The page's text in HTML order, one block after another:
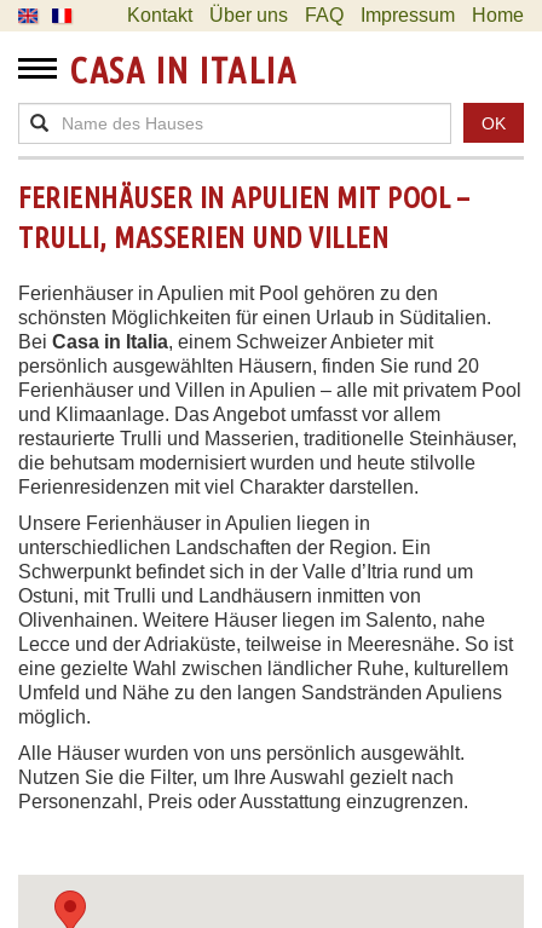
Kontakt Über uns FAQ Impressum Home
CASA IN ITALIA
OK
FERIENHÄUSER IN APULIEN MIT POOL –
TRULLI, MASSERIEN UND VILLEN
Ferienhäuser in Apulien mit Pool gehören zu den
schönsten Möglichkeiten für einen Urlaub in Süditalien.
Bei Casa in Italia, einem Schweizer Anbieter mit
persönlich ausgewählten Häusern, finden Sie rund 20
Ferienhäuser und Villen in Apulien – alle mit privatem Pool
und Klimaanlage. Das Angebot umfasst vor allem
restaurierte Trulli und Masserien, traditionelle Steinhäuser,
die behutsam modernisiert wurden und heute stilvolle
Ferienresidenzen mit viel Charakter darstellen.
Unsere Ferienhäuser in Apulien liegen in
unterschiedlichen Landschaften der Region. Ein
Schwerpunkt befindet sich in der Valle d’Itria rund um
Ostuni, mit Trulli und Landhäusern inmitten von
Olivenhainen. Weitere Häuser liegen im Salento, nahe
Lecce und der Adriaküste, teilweise in Meeresnähe. So ist
eine gezielte Wahl zwischen ländlicher Ruhe, kulturellem
Umfeld und Nähe zu den langen Sandstränden Apuliens
möglich.
Alle Häuser wurden von uns persönlich ausgewählt.
Nutzen Sie die Filter, um Ihre Auswahl gezielt nach
Personenzahl, Preis oder Ausstattung einzugrenzen.